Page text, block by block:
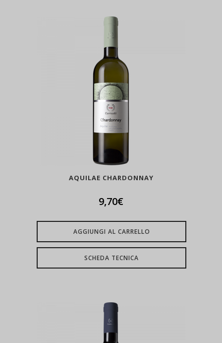
AQUILAE CHARDONNAY
9,70€
AGGIUNGI AL CARRELLO
SCHEDA TECNICA